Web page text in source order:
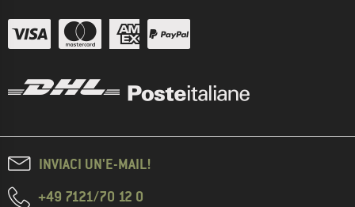
INVIACI UN'E-MAIL!
+49 7121/70 12 0